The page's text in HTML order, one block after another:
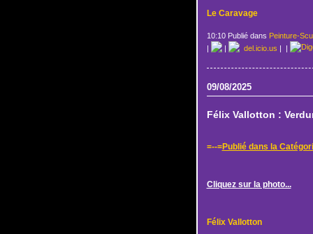
Le Caravage
10:10 Publié dans Peinture-
|
| del.icio.us | |
09/08/2025
Félix Vallotton :
=--=Publié dans la
Cliquez sur la photo...
Félix Vallotton